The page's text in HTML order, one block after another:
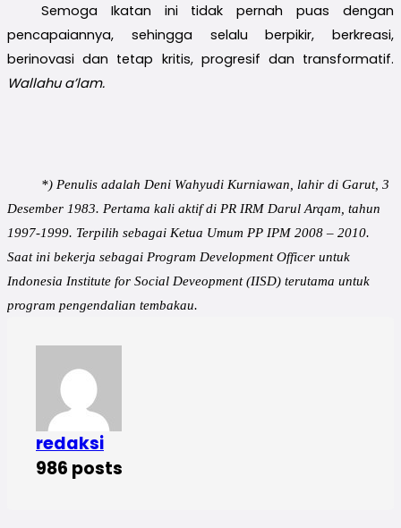
Semoga Ikatan ini tidak pernah puas dengan
pencapaiannya, sehingga selalu berpikir, berkreasi,
berinovasi dan tetap kritis, progresif dan transformatif.
Wallahu a’lam.
*) Penulis adalah Deni Wahyudi Kurniawan, lahir di Garut, 3
Desember 1983. Pertama kali aktif di PR IRM Darul Arqam, tahun
1997-1999. Terpilih sebagai Ketua Umum PP IPM 2008 – 2010.
Saat ini bekerja sebagai Program Development Officer untuk
Indonesia Institute for Social Deveopment (IISD) terutama untuk
program pengendalian tembakau.
redaksi
986 posts